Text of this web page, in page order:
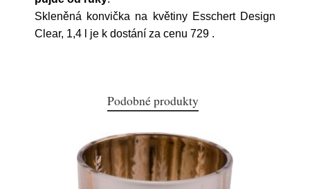
Skleněná konvička na květiny Esschert Design
Clear, 1,4 l je k dostání za cenu 729 .
Podobné produkty